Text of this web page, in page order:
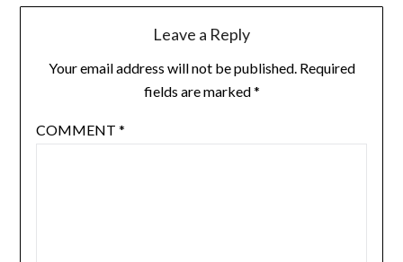
Leave a Reply
Your email address will not be published. Required
fields are marked*
COMMENT *